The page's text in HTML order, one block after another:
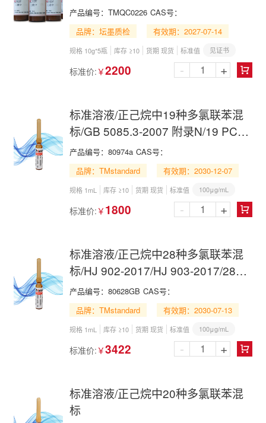
产品编号： TMQC0226 CAS号：
品牌：坛墨质检
有效期：2027-07-14
规格 10g*5瓶 库存 ≥10 货期 现货 标准值 见证书
标准价: ￥2200 
- +
标准溶液/正己烷中19种多氯联苯混
标/GB 5085.3-2007 附录N/19 PCBs
Mix in n-Hexane
产品编号： 80974a CAS号：
品牌：TMstandard
有效期：2030-12-07
规格 1mL 库存 ≥10 货期 现货 标准值 100μg/mL
标准价: ￥ 1800 
- +
标准溶液/正己烷中28种多氯联苯混
标/HJ 902-2017/HJ 903-2017/28
PCBs Mix in n-Hexane
产品编号： 80628GB CAS号：
品牌：TMstandard
有效期：2030-07-13
规格 1mL 库存 ≥10 货期 现货 标准值 100μg/mL
标准价: ￥3422 
- +
标准溶液/正己烷中20种多氯联苯混
标